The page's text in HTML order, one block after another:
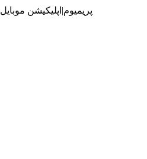
پریمیوم| اپلیکیشن موبایل